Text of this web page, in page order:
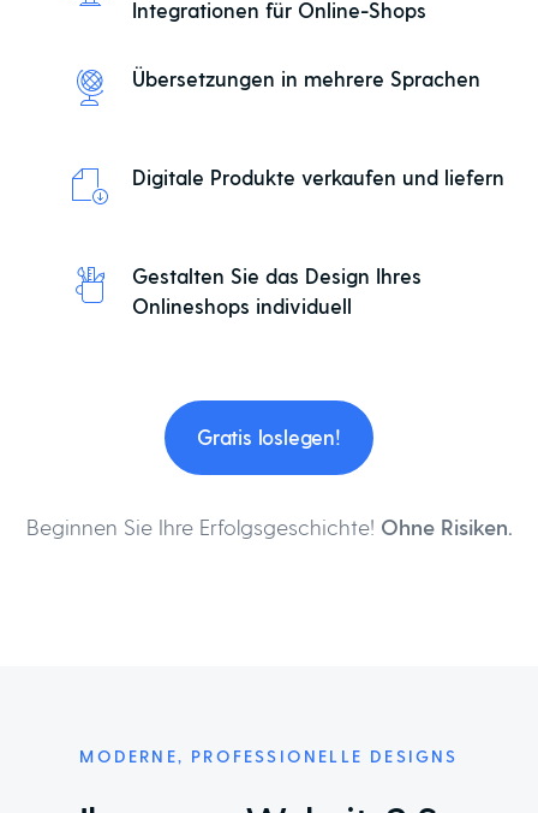
Integrationen für Online-Shops
Übersetzungen in mehrere Sprachen
Digitale Produkte verkaufen und liefern
Gestalten Sie das Design Ihres
Onlineshops individuell
Gratis loslegen!
Beginnen Sie Ihre Erfolgsgeschichte! Ohne Risiken.
MODERNE, PROFESSIONELLE DESIGNS